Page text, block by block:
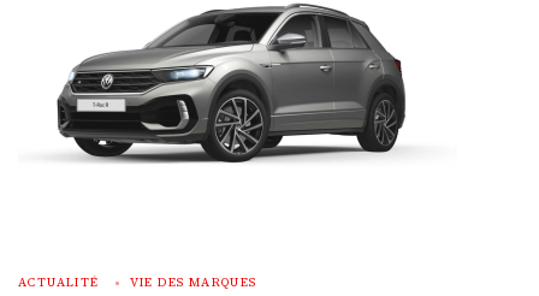
ACTUALITÉ VIE DES MARQUES